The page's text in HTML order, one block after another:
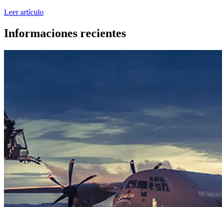
Leer artículo
Informaciones recientes